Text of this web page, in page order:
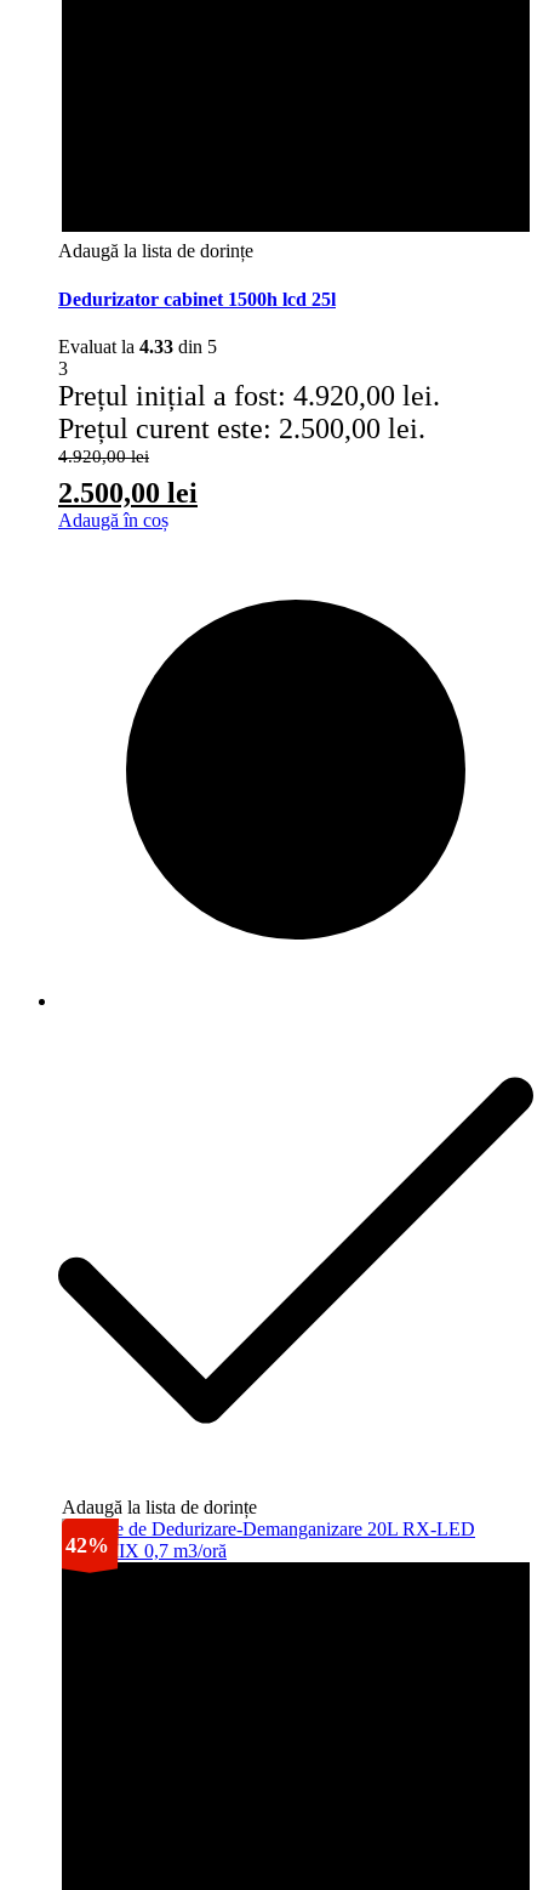
Adaugă la lista de dorințe
Dedurizator cabinet 1500h lcd 25l
Evaluat la 4.33 din 5
3
4.920,00lei
Prețul inițial a fost: 4.920,00 lei.
2.500,00 lei
Prețul curent este: 2.500,00 lei.
Adaugă în coș
Adaugă la lista de dorințe
42%